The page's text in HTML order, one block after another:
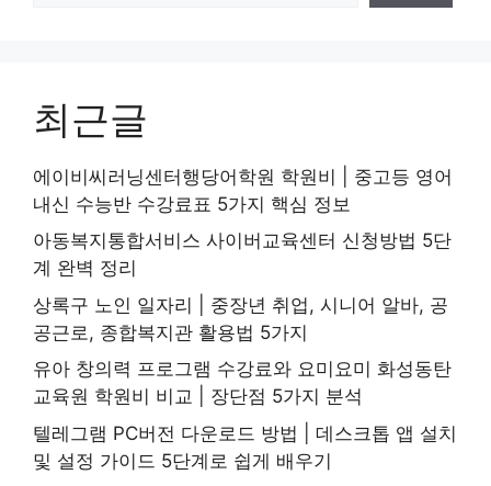
최근글
에이비씨러닝센터행당어학원 학원비 | 중고등 영어
내신 수능반 수강료표 5가지 핵심 정보
아동복지통합서비스 사이버교육센터 신청방법 5단
계 완벽 정리
상록구 노인 일자리 | 중장년 취업, 시니어 알바, 공
공근로, 종합복지관 활용법 5가지
유아 창의력 프로그램 수강료와 요미요미 화성동탄
교육원 학원비 비교 | 장단점 5가지 분석
텔레그램 PC버전 다운로드 방법 | 데스크톱 앱 설치
및 설정 가이드 5단계로 쉽게 배우기